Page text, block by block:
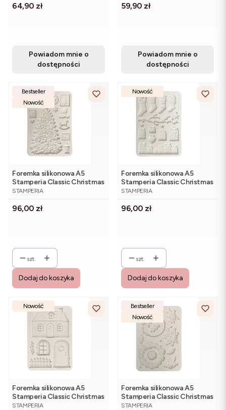
Cena
64,90 zł
Powiadom mnie o
dostępności
Cena
59,90 zł
Powiadom mnie o
dostępności
Bestseller
Nowość
Foremka silikonowa A5
Stamperia Classic Christmas
KACMA621 - świąteczna
PRODUCENT
STAMPERIA
Cena
96,00 zł
szt.
Dodaj do koszyka
Nowość
Foremka silikonowa A5
Stamperia Classic Christmas
KACMA620 - świąteczne
PRODUCENT
STAMPERIA
Cena
96,00 zł
szt.
Dodaj do koszyka
Nowość
Foremka silikonowa A5
Stamperia Classic Christmas
KACMA619 - świąteczna
PRODUCENT
STAMPERIA
Bestseller
Nowość
Foremka silikonowa A5
Stamperia Classic Christmas
KACMA618 - szyszki,
PRODUCENT
STAMPERIA